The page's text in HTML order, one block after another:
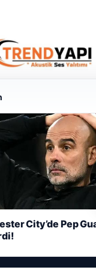
Akustik
City’de Pep